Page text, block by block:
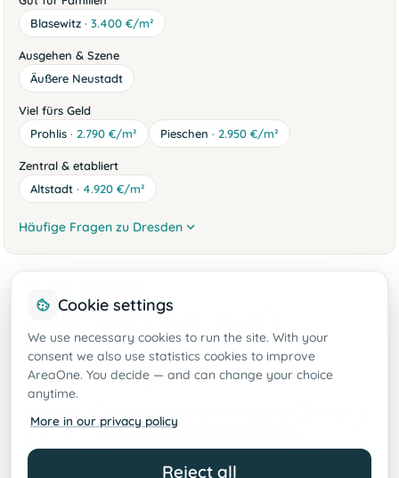
Blasewitz · 3.400 €/m²
Ausgehen & Szene
Äußere Neustadt
Viel fürs Geld
Prohlis · 2.790 €/m² Pieschen · 2.950 €/m²
Zentral & etabliert
Altstadt · 4.920 €/m²
Häufige Fragen zu Dresden
Dresden - Cotta
Dresden - Leuben
Dresden - Neustadt
Bautzen Sächsische Schweiz-Osterzgebirge
Cookie settings
We use necessary cookies to run the site. With your
consent we also use statistics cookies to improve
AreaOne. You decide — and can change your choice
anytime.
More in our privacy policy
Reject all
Create search agent